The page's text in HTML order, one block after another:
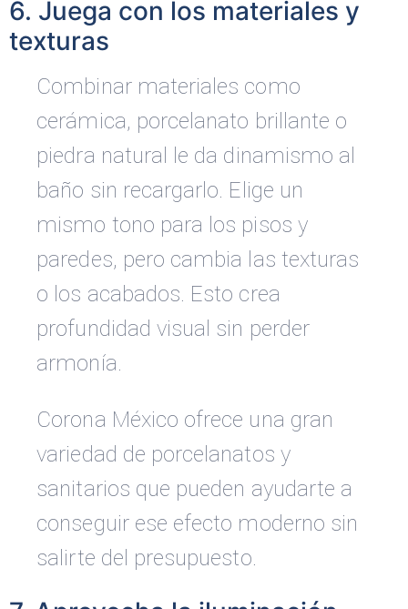
6. Juega con los materiales y
texturas
Combinar materiales como
cerámica, porcelanato brillante o
piedra natural le da dinamismo al
baño sin recargarlo. Elige un
mismo tono para los pisos y
paredes, pero cambia las texturas
o los acabados. Esto crea
profundidad visual sin perder
armonía.
Corona México ofrece una gran
variedad de porcelanatos y
sanitarios que pueden ayudarte a
conseguir ese efecto moderno sin
salirte del presupuesto.